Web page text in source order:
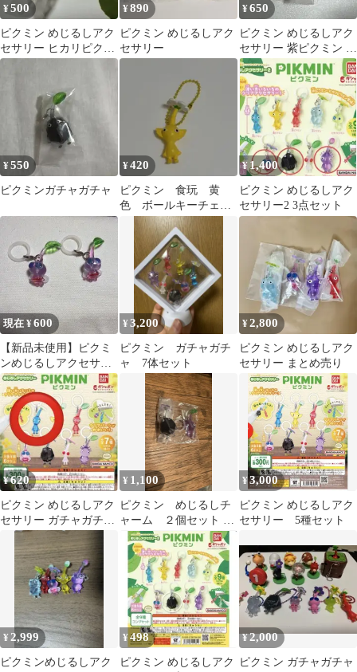
¥500
ピクミン めじるしアク
セサリー ヒカリピクミ
ン
¥890
ピクミン めじるしアク
セサリー
¥650
ピクミン めじるしアク
セサリー 紫ピクミン ガ
チャ
¥550
ピクミンガチャガチャ
¥420
ピクミン 食玩 黄
色 ボールキーチェー
¥1,400
ピクミン めじるしアク
セサリー2 3点セット
現在 ¥600
【新品未使用】ピクミ
ンめじるしアクセサリ
ー羽ピクミン2個セット
¥3,200
ピクミン ガチャガチ
ャ 7体セット
¥2,800
ピクミン めじるしアク
セサリー まとめ売り
¥620
ピクミン めじるしアク
セサリー ガチャガチャ
青ピクミン
¥ 1,100
ピクミン めじるしチ
ャーム ２個セット 岩
ピクミン、むらさきピ
クミン
¥3,000
ピクミン めじるしアク
セサリー 5種セット
¥ 2,999
ピクミンめじるしアク
¥498
ピクミン めじるしアク
¥2,000
ピクミン ガチャガチャ